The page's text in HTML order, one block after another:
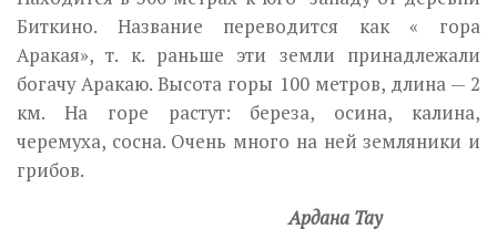
Биткино. Название переводится как « гора
Аракая», т. к. раньше эти земли принадлежали
богачу Аракаю. Высота горы 100 метров, длина — 2
км. На горе растут: береза, осина, калина,
черемуха, сосна. Очень много на ней земляники и
грибов.
Ардана Тау